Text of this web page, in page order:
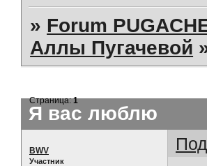
» Forum
Аллы Пугачевой
Я вас люблю
Страница:1
BWV
Участник